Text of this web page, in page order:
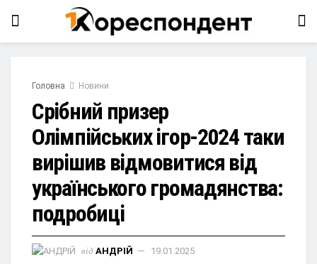
Головна Новини
Срібний призер
Олімпійських ігор-2024 таки
вирішив відмовитися від
українського громадянства:
подробиці
від АНДРІЙ 19.01.2025